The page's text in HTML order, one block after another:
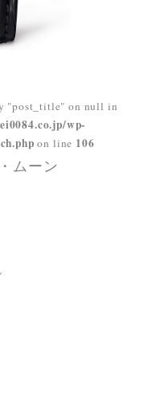
"post_title" on null in
wp-
on line 106
ムーン